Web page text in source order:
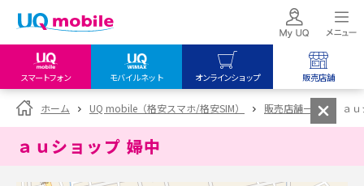
スマートフォン モバイルネット オンラインショップ 販売店舗
my UQ WiMAX
UQ WiMAX ご契約の方
My UQ mobile
UQ mobile
オンラインショップ
UQ WiMAX
UQ mobile
販売店舗
UQ WiMAX
ホーム UQ mobile（格安スマホ/格安SIM） 販売店舗一覧 ａ
ａｕショップ 婦中